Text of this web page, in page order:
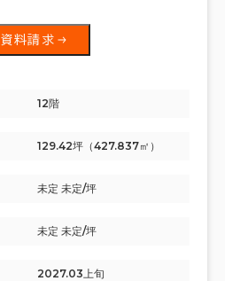
資料請求
12階
129.42坪（427.837㎡）
未定 未定/坪
未定 未定/坪
2027.03上旬